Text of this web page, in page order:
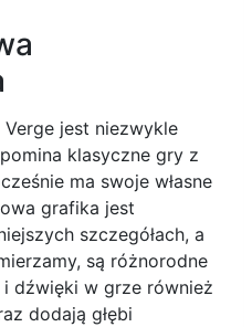
jest niezwykle
klasyczne gry z
ma swoje własne
grafika jest
szczegółach, a
są różnorodne
i dźwięki w grze również
dodają głębi